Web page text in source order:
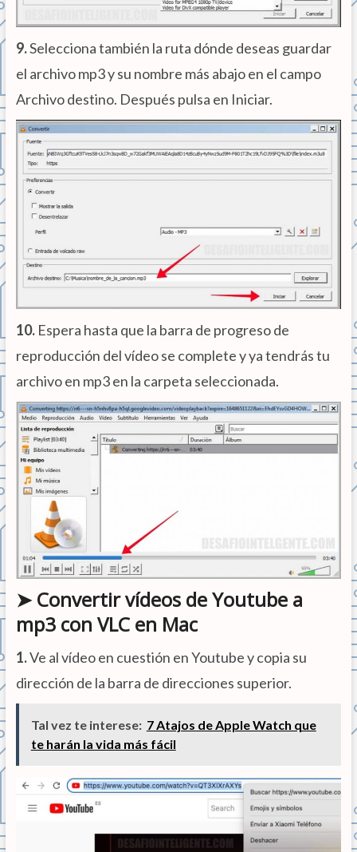
9.Selecciona también la ruta dónde deseas guardar
el archivo mp3 y su nombre más abajo en el campo
Archivo destino. Después pulsa en Iniciar.
10.Espera hasta que la barra de progreso de
reproducción del vídeo se complete y ya tendrás tu
archivo en mp3 en la carpeta seleccionada.
➤ Convertir vídeos de Youtube a
mp3 con VLC en Mac
1.Ve al vídeo en cuestión en Youtube y copia su
dirección de la barra de direcciones superior.
Tal vez te interese: 7 Atajos de Apple Watch que
te harán la vida más fácil